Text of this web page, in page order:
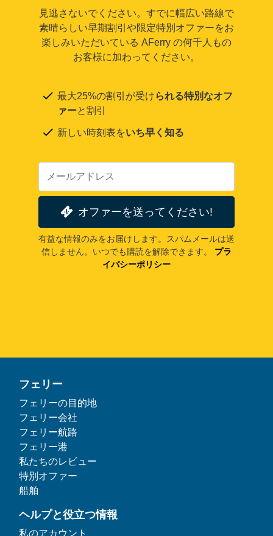
見逃さないでください。すでに幅広い路線で
素晴らしい早期割引や限定特別オファーをお
楽しみいただいている AFerry の何千人もの
お客様に加わってください。
最大25%の割引が受けられる特別なオフ
ァーと割引
新しい時刻表をいち早く知る
オファーを送ってください!
有益な情報のみをお届けします。スパムメールは送
信しません。いつでも購読を解除できます。
プラ
イバシーポリシー
フェリー
フェリーの目的地
フェリー会社
フェリー航路
フェリー港
私たちのレビュー
特別オファー
船舶
ヘルプと役立つ情報
私のアカウント